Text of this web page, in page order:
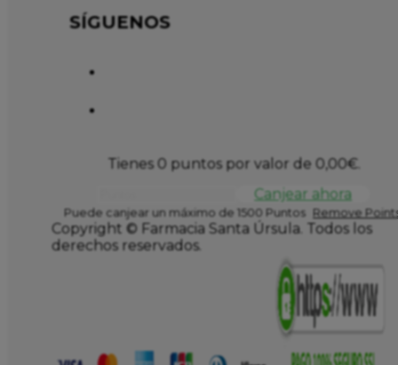
SÍGUENOS
Tienes 0 puntos por valor de 0,00€.
Canjear ahora
Puede canjear un máximo de 1500 Puntos Remove
Copyright © Farmacia Santa Úrsula. Todos los
derechos reservados.